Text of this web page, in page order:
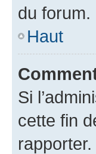
du forum.
Haut
Si
cette fin